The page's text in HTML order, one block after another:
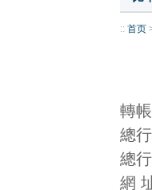
:: 首页
轉
總
總
網